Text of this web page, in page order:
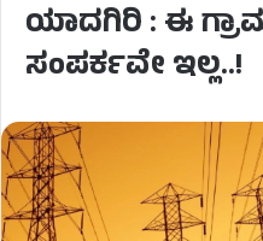
ಯಾದಗಿರಿ : ಈ
ಸಂಪರ್ಕವೇ ಇಲ್ಲ..!